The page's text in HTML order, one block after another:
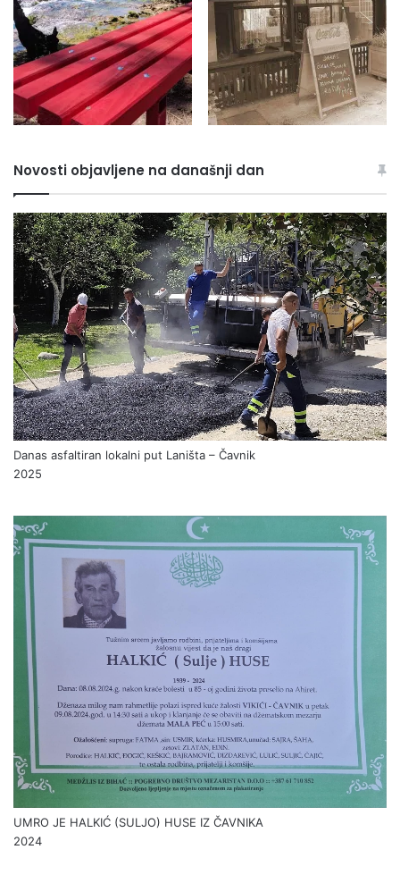
Novosti objavljene na današnji dan
Danas asfaltiran lokalni put Laništa – Čavnik
2025
UMRO JE HALKIĆ (SULJO) HUSE IZ ČAVNIKA
2024